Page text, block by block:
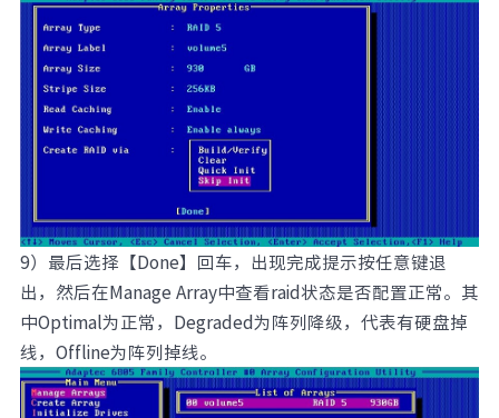
9）最后选择【Done】回车，出现完成提示按任意键退
出，然后在Manage Array中查看raid状态是否配置正常。其
中Optimal为正常，Degraded为阵列降级，代表有硬盘掉
线，Offline为阵列掉线。